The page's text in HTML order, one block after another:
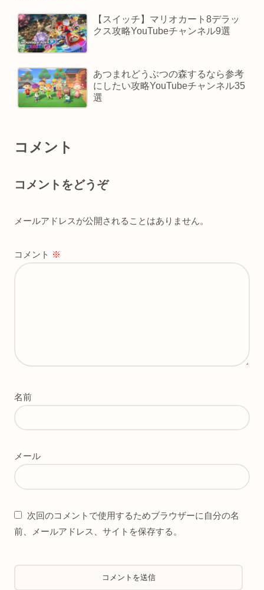
【スイッチ】マリオカート8デラッ
クス攻略YouTubeチャンネル9選
あつまれどうぶつの森するなら参考
にしたい攻略YouTubeチャンネル35
選
コメント
コメントをどうぞ
メールアドレスが公開されることはありません。
コメント ※
名前
メール
次回のコメントで使用するためブラウザーに自分の名
前、メールアドレス、サイトを保存する。